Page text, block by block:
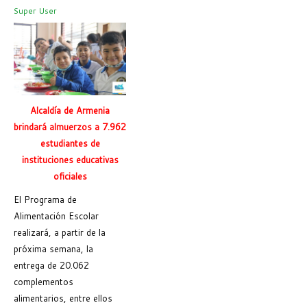
Super User
Alcaldía de Armenia
brindará almuerzos a 7.962
estudiantes de
instituciones educativas
oficiales
El Programa de
Alimentación Escolar
realizará, a partir de la
próxima semana, la
entrega de 20.062
complementos
alimentarios, entre ellos